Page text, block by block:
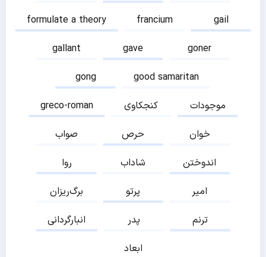
formulate a theory
francium
gail
gallant
gave
goner
gong
good samaritan
greco-roman
کنجکاوی
موجودات
صواب
حرص
خوان
روا
شاداب
اندوختن
برگ‌ریزان
پرتو
امیر
انبارگردانی
پدر
ترنم
ابعاد